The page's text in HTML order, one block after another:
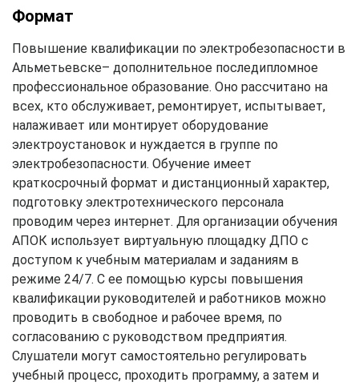
Формат
Повышение квалификации по электробезопасности в
Альметьевске– дополнительное последипломное
профессиональное образование. Оно рассчитано на
всех, кто обслуживает, ремонтирует, испытывает,
налаживает или монтирует оборудование
электроустановок и нуждается в группе по
электробезопасности. Обучение имеет
краткосрочный формат и дистанционный характер,
подготовку электротехнического персонала
проводим через интернет. Для организации обучения
АПОК использует виртуальную площадку ДПО с
доступом к учебным материалам и заданиям в
режиме 24/7. С ее помощью курсы повышения
квалификации руководителей и работников можно
проводить в свободное и рабочее время, по
согласованию с руководством предприятия.
Слушатели могут самостоятельно регулировать
учебный процесс, проходить программу, а затем и